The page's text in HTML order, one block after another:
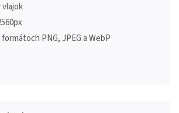
PNG, JPEG a WebP